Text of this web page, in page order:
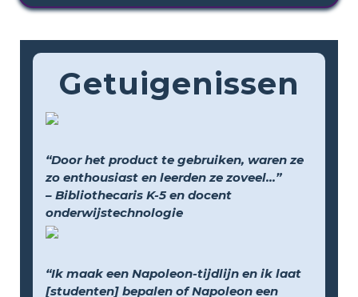
Getuigenissen
“Door het product te gebruiken, waren ze
zo enthousiast en leerden ze zoveel...”
– Bibliothecaris K-5 en docent
onderwijstechnologie
“Ik maak een Napoleon-tijdlijn en ik laat
[studenten] bepalen of Napoleon een